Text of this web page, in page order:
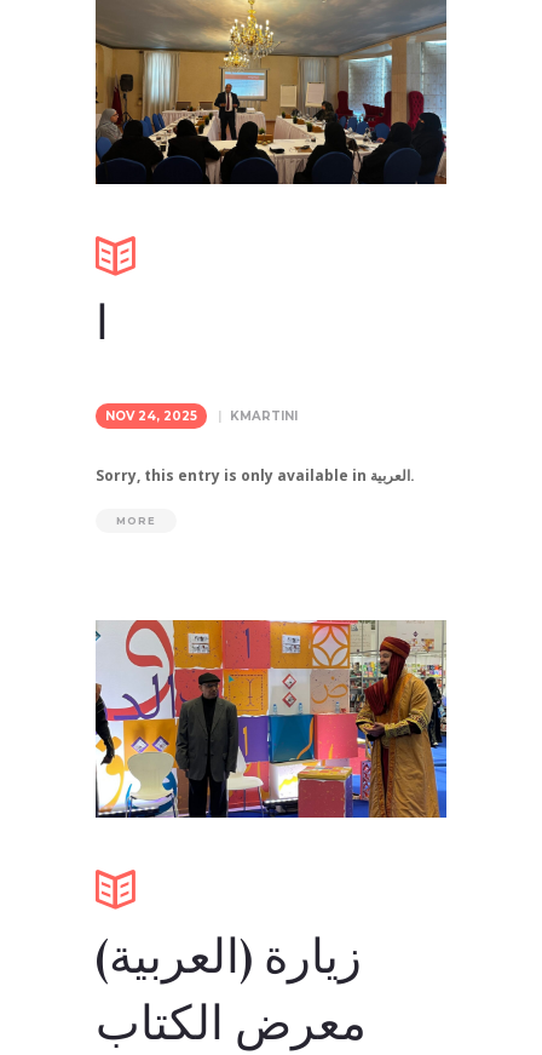
ا
NOV 24, 2025 KMARTINI
Sorry, this entry is only available in العربية.
MORE
(العربية) زيارة
معرض الكتاب